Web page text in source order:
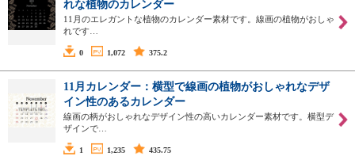
れな植物のカレンダー
11月のエレガントな植物のカレンダー素材です。線画の植物がおしゃ
れです…
0 1,072 375.2
11月カレンダー：横型で線画の植物がおしゃれなデザ
イン性のあるカレンダー
線画の柄がおしゃれなデザイン性の高いカレンダー素材です。横型デ
ザインで…
1 1,235 435.75